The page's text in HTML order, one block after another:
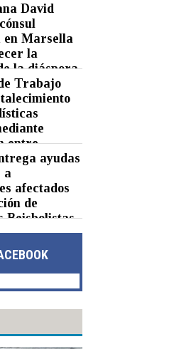
David
en Marsella
la
la diáspora
Trabajo
entre
Méxicoayudas
a
afectados
de
Beisbolistas